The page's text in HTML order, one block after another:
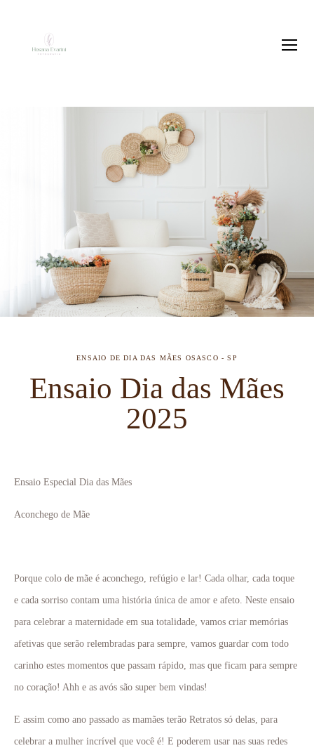
ENSAIO DE DIA DAS MÃES OSASCO - SP
Ensaio Dia das Mães
2025
Ensaio Especial Dia das Mães
Aconchego de Mãe
Porque colo de mãe é aconchego, refúgio e lar! Cada olhar, cada toque
e cada sorriso contam uma história única de amor e afeto. Neste ensaio
para celebrar a maternidade em sua totalidade, vamos criar memórias
afetivas que serão relembradas para sempre, vamos guardar com todo
carinho estes momentos que passam rápido, mas que ficam para sempre
no coração! Ahh e as avós são super bem vindas!
E assim como ano passado as mamães terão Retratos só delas, para
celebrar a mulher incrível que você é! E poderem usar nas suas redes